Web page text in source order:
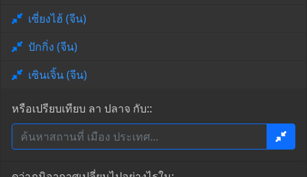
เซี่ยงไฮ้ (จีน)
ปักกิ่ง (จีน)
เซินเจิ้น (จีน)
หรือเปรียบเทียบ ลา ปลาจ กับ::